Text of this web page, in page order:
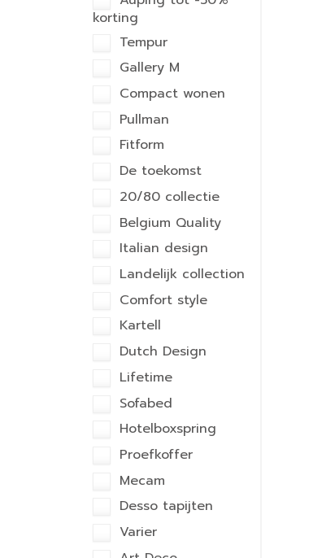
korting
Tempur
Gallery M
Compact wonen
Pullman
Fitform
De toekomst
20/80 collectie
Belgium Quality
Italian design
Landelijk collection
Comfort style
Kartell
Dutch Design
Lifetime
Sofabed
Hotelboxspring
Proefkoffer
Mecam
Desso tapijten
Varier